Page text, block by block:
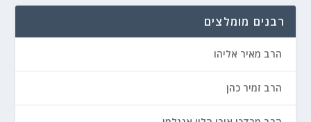
רבנים מומלצים
הרב מאיר אליהו
הרב זמיר כהן